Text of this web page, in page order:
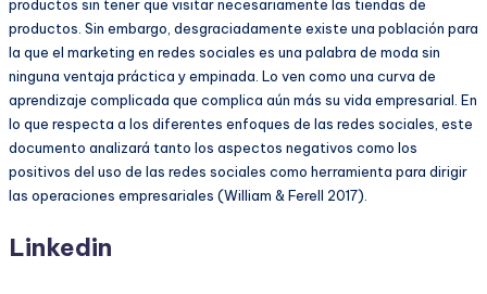
productos sin tener que visitar necesariamente las tiendas de
productos. Sin embargo, desgraciadamente existe una población para
la que el marketing en redes sociales es una palabra de moda sin
ninguna ventaja práctica y empinada. Lo ven como una curva de
aprendizaje complicada que complica aún más su vida empresarial. En
lo que respecta a los diferentes enfoques de las redes sociales, este
documento analizará tanto los aspectos negativos como los
positivos del uso de las redes sociales como herramienta para dirigir
las operaciones empresariales (William & Ferell 2017).
Linkedin